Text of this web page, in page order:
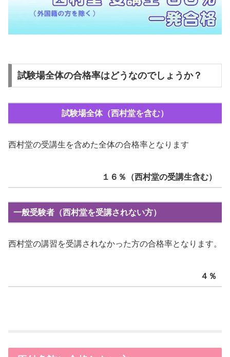
試験場全体の合格率はどうなのでしょうか？
試験場全体（西村堂を含む）
西村堂の受講生を含めた全体の合格率となります
１６％（西村堂の受講生含む）
一般受験者（西村堂を受講されない方）
西村堂の講習を受講されなかった方の合格率となります。
４％